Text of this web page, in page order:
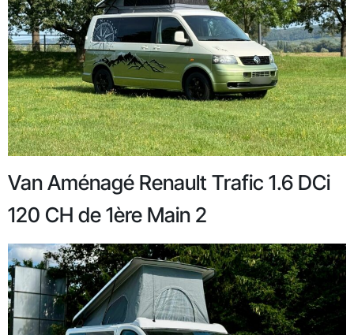
Van Aménagé Renault Trafic 1.6 DCi
120 CH de 1ère Main 2